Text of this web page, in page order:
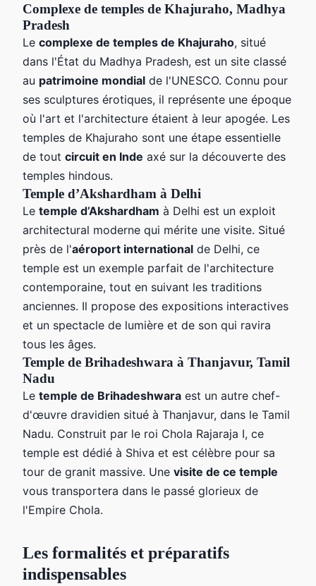
Complexe de temples de Khajuraho, Madhya
Pradesh
Le complexe de temples de Khajuraho, situé
dans l'État du Madhya Pradesh, est un site classé
au patrimoine mondial de l'UNESCO. Connu pour
ses sculptures érotiques, il représente une époque
où l'art et l'architecture étaient à leur apogée. Les
temples de Khajuraho sont une étape essentielle
de tout circuit en Inde axé sur la découverte des
temples hindous.
Temple d’Akshardham à Delhi
Le temple d’Akshardham à Delhi est un exploit
architectural moderne qui mérite une visite. Situé
près de l'aéroport international de Delhi, ce
temple est un exemple parfait de l'architecture
contemporaine, tout en suivant les traditions
anciennes. Il propose des expositions interactives
et un spectacle de lumière et de son qui ravira
tous les âges.
Temple de Brihadeshwara à Thanjavur, Tamil
Nadu
Le temple de Brihadeshwara est un autre chef-
d'œuvre dravidien situé à Thanjavur, dans le Tamil
Nadu. Construit par le roi Chola Rajaraja I, ce
temple est dédié à Shiva et est célèbre pour sa
tour de granit massive. Une visite de ce temple
vous transportera dans le passé glorieux de
l'Empire Chola.
Les formalités et préparatifs
indispensables